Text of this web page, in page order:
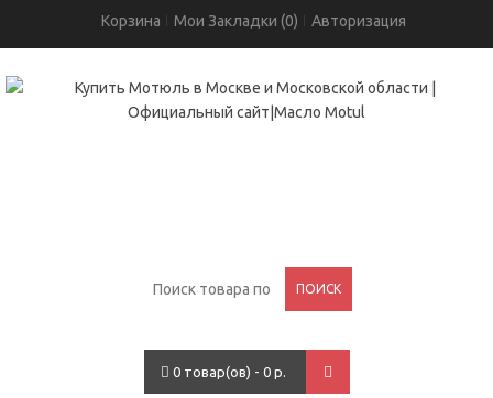
Корзина Мои Закладки (0) Авторизация
ПОИСК
0 товар(ов) - 0 р.